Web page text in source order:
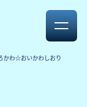
かわ☆おいかわしおり